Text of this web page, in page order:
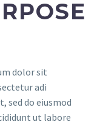
dolor sit
adi
sed do eiusmod
ut labore